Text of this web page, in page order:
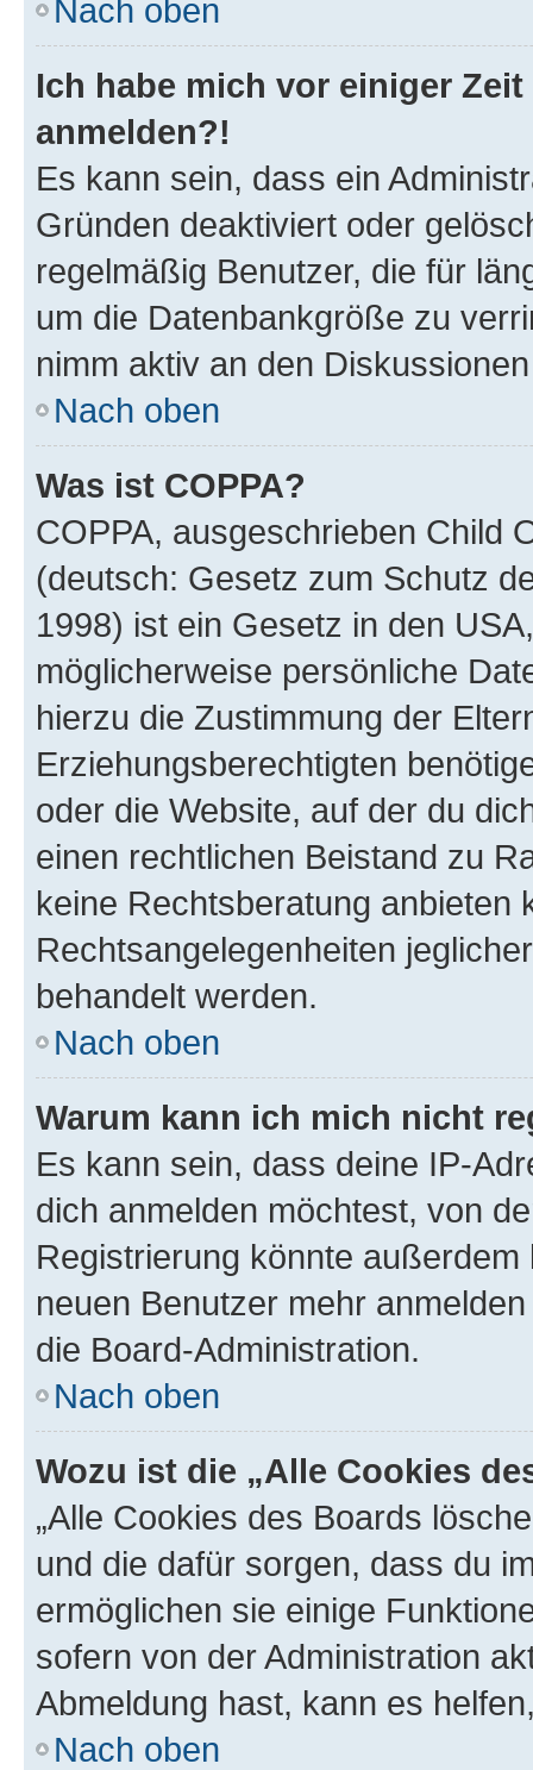
Nach oben
Ich habe mich vor einiger
anmelden?!
Es kann sein, dass ein
Gründen deaktiviert oder
regelmäßig Benutzer, die für
um die Datenbankgröße zu
nimm aktiv an den
Nach oben
Was ist COPPA?
COPPA, ausgeschrieben Child
(deutsch: Gesetz zum Schutz
1998) ist ein Gesetz in den
möglicherweise persönliche
hierzu die Zustimmung der
Erziehungsberechtigten
oder die Website, auf der du
einen rechtlichen Beistand zu
keine Rechtsberatung anbieten
Rechtsangelegenheiten
behandelt werden.
Nach oben
Warum kann ich mich nicht
Es kann sein, dass deine IP-
dich anmelden möchtest, von
Registrierung könnte
neuen Benutzer mehr
die Board-Administration.
Nach oben
Wozu ist die „Alle Cookies
„Alle Cookies des Boards
und die dafür sorgen, dass du
ermöglichen sie einige
sofern von der Administration
Abmeldung hast, kann es
Nach oben